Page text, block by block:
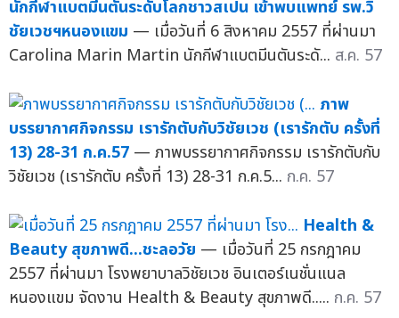
นักกีฬาแบตมีนตันระดับโลกชาวสเปน เข้าพบแพทย์ รพ.วิ
ชัยเวชฯหนองแขม — เมื่อวันที่ 6 สิงหาคม 2557 ที่ผ่านมา
Carolina Marin Martin นักกีฬาแบตมีนตันระดั... ส.ค. 57
ภาพ
บรรยากาศกิจกรรม เรารักตับกับวิชัยเวช (เรารักตับ ครั้งที่
13) 28-31 ก.ค.57 — ภาพบรรยากาศกิจกรรม เรารักตับกับ
วิชัยเวช (เรารักตับ ครั้งที่ 13) 28-31 ก.ค.5... ก.ค. 57
Health &
Beauty สุขภาพดี...ชะลอวัย — เมื่อวันที่ 25 กรกฎาคม
2557 ที่ผ่านมา โรงพยาบาลวิชัยเวช อินเตอร์เนชั่นแนล
หนองแขม จัดงาน Health & Beauty สุขภาพดี..... ก.ค. 57